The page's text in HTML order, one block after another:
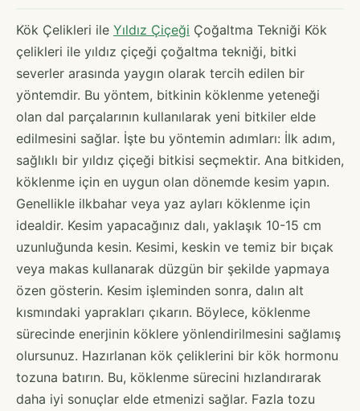
Kök Çelikleri ile Yıldız Çiçeği Çoğaltma Tekniği Kök
çelikleri ile yıldız çiçeği çoğaltma tekniği, bitki
severler arasında yaygın olarak tercih edilen bir
yöntemdir. Bu yöntem, bitkinin köklenme yeteneği
olan dal parçalarının kullanılarak yeni bitkiler elde
edilmesini sağlar. İşte bu yöntemin adımları: İlk adım,
sağlıklı bir yıldız çiçeği bitkisi seçmektir. Ana bitkiden,
köklenme için en uygun olan dönemde kesim yapın.
Genellikle ilkbahar veya yaz ayları köklenme için
idealdir. Kesim yapacağınız dalı, yaklaşık 10-15 cm
uzunluğunda kesin. Kesimi, keskin ve temiz bir bıçak
veya makas kullanarak düzgün bir şekilde yapmaya
özen gösterin. Kesim işleminden sonra, dalın alt
kısmındaki yaprakları çıkarın. Böylece, köklenme
sürecinde enerjinin köklere yönlendirilmesini sağlamış
olursunuz. Hazırlanan kök çeliklerini bir kök hormonu
tozuna batırın. Bu, köklenme sürecini hızlandırarak
daha iyi sonuçlar elde etmenizi sağlar. Fazla tozu